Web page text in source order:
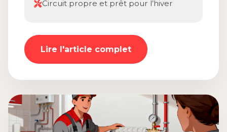
Circuit propre et prêt pour l’hiver
Lire l'article complet